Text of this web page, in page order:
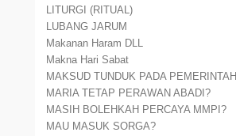
LITURGI (RITUAL)
LUBANG JARUM
Makanan Haram DLL
Makna Hari Sabat
MAKSUD TUNDUK PADA PEMERINTAH
MARIA TETAP PERAWAN ABADI?
MASIH BOLEHKAH PERCAYA MMPI?
MAU MASUK SORGA?